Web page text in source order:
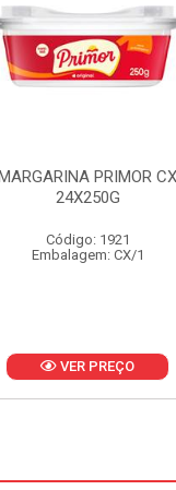
MARGARINA DELICIA
CAIXA 24X250G
Código: 6958
Embalagem: CX/1
VER PREÇO